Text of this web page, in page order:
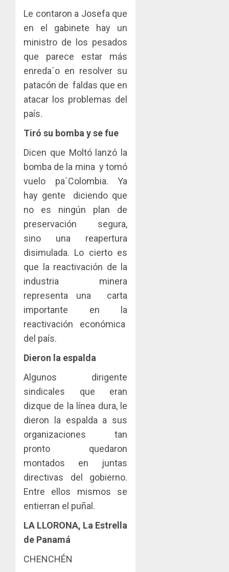
Le contaron a Josefa que
en el gabinete hay un
ministro de los pesados
que parece estar más
enreda´o en resolver su
patacón de faldas que en
atacar los problemas del
país.
Tiró su bomba y se fue
Dicen que Moltó lanzó la
bomba de la mina y tomó
vuelo pa´Colombia. Ya
hay gente diciendo que
no es ningún plan de
preservación segura,
sino una reapertura
disimulada. Lo cierto es
que la reactivación de la
industria minera
representa una carta
importante en la
reactivación económica
del país.
Dieron la espalda
Algunos dirigente
sindicales que eran
dizque de la línea dura, le
dieron la espalda a sus
organizaciones tan
pronto quedaron
montados en juntas
directivas del gobierno.
Entre ellos mismos se
entierran el puñal.
LA LLORONA, La Estrella
de Panamá
CHENCHÉN